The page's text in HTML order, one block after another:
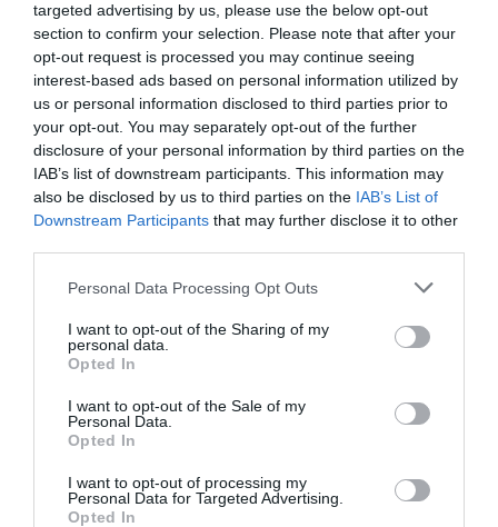
targeted advertising by us, please use the below opt-out
section to confirm your selection. Please note that after your
opt-out request is processed you may continue seeing
interest-based ads based on personal information utilized by
us or personal information disclosed to third parties prior to
your opt-out. You may separately opt-out of the further
disclosure of your personal information by third parties on the
IAB’s list of downstream participants. This information may
also be disclosed by us to third parties on the IAB’s List of
Downstream Participants that may further disclose it to other
Personal Data Processing Opt Outs
I want to opt-out of the Sharing of my
personal data.
Opted In
I want to opt-out of the Sale of my
Personal Data.
Opted In
I want to opt-out of processing my
Personal Data for Targeted Advertising.
Opted In
Hotel Silvana
6.57 kmod centrum
0 Opinie
Hotel Amba
14.87 kmod centrum
Znakomity 9.1/10
Hotel Busignani
0 Opinie
Hotel Moderno